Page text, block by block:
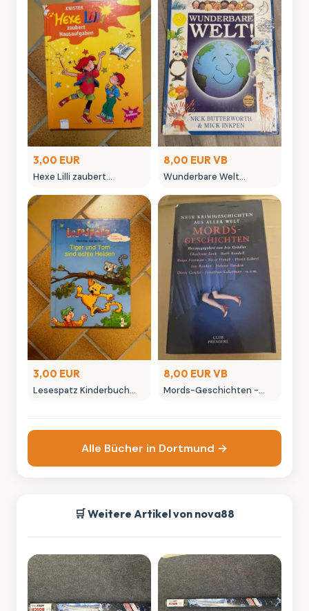
3,00 EUR
Hexe Lilli zaubert
Kinderbuch von Knister
8,00 EUR VB
Wunderbare Welt
Butterworth
3,00 EUR
Lesespatz Kinderbuch
8,00 EUR VB
Mords-Geschichten -
Alle Bücher in Dortmund →
🛒 Weitere Artikel von nova88